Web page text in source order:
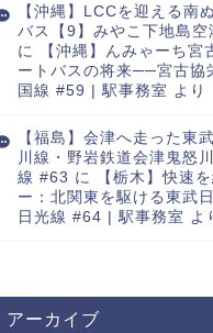
【沖縄】LCCを迎える南
バス【9】みやこ下地島
に
【沖縄】んみゃーち宮
ートバスの将来──宮古協
国線 #59 | 駅事務室 より
【福島】会津へ走った東
川線・野岩鉄道会津鬼怒
線 #63 に
【栃木】快速
ー：北関東を駆ける東武
日光線 #64 | 駅事務室 よ
アーカイブ